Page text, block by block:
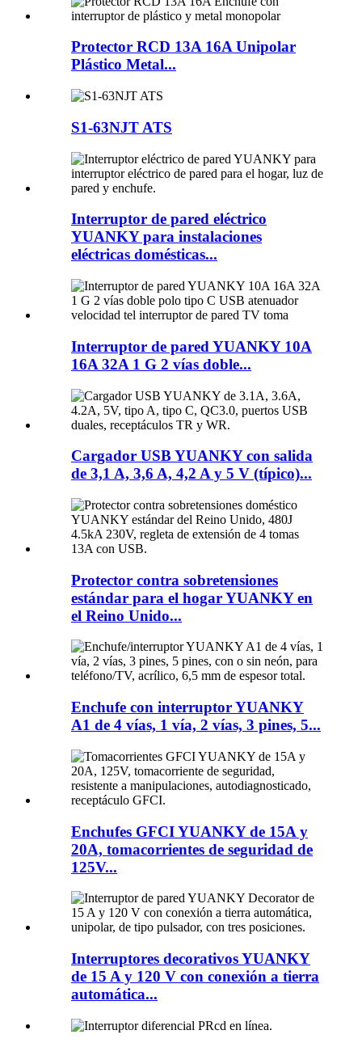
Protector RCD 13A 16A Unipolar
Plástico Metal...
S1-63NJT ATS
Interruptor de pared eléctrico
YUANKY para instalaciones
eléctricas domésticas...
Interruptor de pared YUANKY 10A
16A 32A 1 G 2 vías doble...
Cargador USB YUANKY con salida
de 3,1 A, 3,6 A, 4,2 A y 5 V (típico)...
Protector contra sobretensiones
estándar para el hogar YUANKY en
el Reino Unido...
Enchufe con interruptor YUANKY
A1 de 4 vías, 1 vía, 2 vías, 3 pines, 5...
Enchufes GFCI YUANKY de 15A y
20A, tomacorrientes de seguridad de
125V...
Interruptores decorativos YUANKY
de 15 A y 120 V con conexión a tierra
automática...